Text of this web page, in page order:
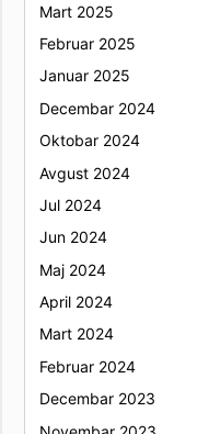
Mart 2025
Februar 2025
Januar 2025
Decembar 2024
Oktobar 2024
Avgust 2024
Jul 2024
Jun 2024
Maj 2024
April 2024
Mart 2024
Februar 2024
Decembar 2023